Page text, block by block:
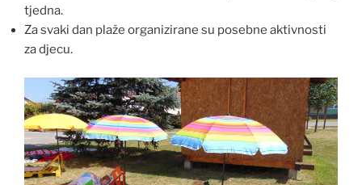
tjedna.
Za svaki dan plaže organizirane su posebne aktivnosti
za djecu.